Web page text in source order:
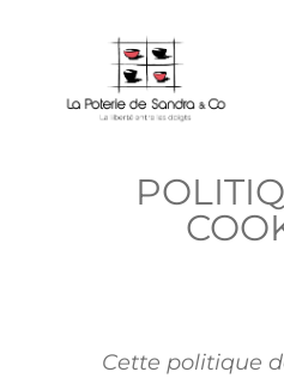
Cette politique